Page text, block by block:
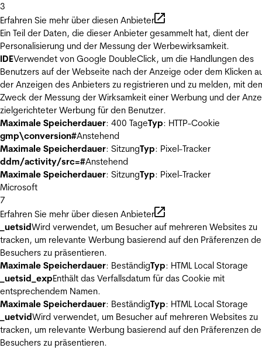
3
Erfahren Sie mehr über diesen Anbieter
Ein Teil der Daten, die dieser Anbieter gesammelt hat, dient der
Personalisierung und der Messung der Werbewirksamkeit.
IDEVerwendet von Google DoubleClick, um die Handlungen des
Benutzers auf der Webseite nach der Anzeige oder dem Klicken
der Anzeigen des Anbieters zu registrieren und zu melden, mit
Zweck der Messung der Wirksamkeit einer Werbung und der
zielgerichteter Werbung für den Benutzer.
Maximale Speicherdauer: 400 TageTyp: HTTP-Cookie
gmp\conversion#Anstehend
Maximale Speicherdauer: SitzungTyp: Pixel-Tracker
ddm/activity/src=#Anstehend
Maximale Speicherdauer: SitzungTyp: Pixel-Tracker
Microsoft
7
Erfahren Sie mehr über diesen Anbieter
_uetsidWird verwendet, um Besucher auf mehreren Websites zu
tracken, um relevante Werbung basierend auf den Präferenzen
Besuchers zu präsentieren.
Maximale Speicherdauer: BeständigTyp: HTML Local Storage
_uetsid_expEnthält das Verfallsdatum für das Cookie mit
entsprechendem Namen.
Maximale Speicherdauer: BeständigTyp: HTML Local Storage
_uetvidWird verwendet, um Besucher auf mehreren Websites zu
tracken, um relevante Werbung basierend auf den Präferenzen
Besuchers zu präsentieren.